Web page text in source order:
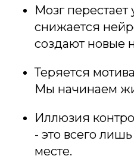
Мозг
снижается
создают новые
Теряется
Мы начинаем
Иллюзия
- это всего
месте.